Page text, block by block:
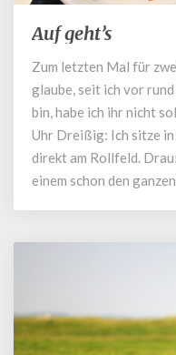
Auf
Auf geht’s
Zum letzten Mal für
glaube, seit ich vor
bin, habe ich ihr nicht
Uhr Dreißig: Ich sitze in
direkt am Rollfeld.
einem schon den